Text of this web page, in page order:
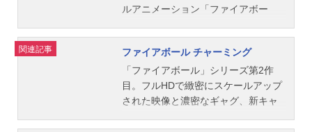
ルアニメーション「ファイアボー
トによる他愛ない日常会話が描かれ
る。作品名ファイアボール放送形態T
Vアニメスケジュール2008年4月7日
（月）～2008年6月30日（月）TOKY
OMXほか話数全13話キャストドロッ
関連記事
ファイアボール チャーミング
「ファイアボール」シリーズ第2作
目。フルHDで緻密にスケールアップ
された映像と濃密なギャグ、新キャ